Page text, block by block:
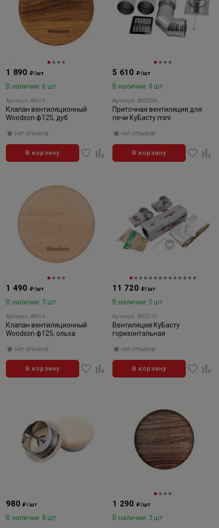
1 890 ₽/шт
В наличии: 6 шт
Артикул: WKV3
Клапан вентиляционный
Woodson ф125, дуб
нет отзывов
В корзину
5 610 ₽/шт
В наличии: 4 шт
Артикул: 3052206
Приточная вентиляция для
печи КуБасту mini
нет отзывов
В корзину
1 490 ₽/шт
В наличии: 3 шт
Артикул: WKV4
Клапан вентиляционный
Woodson ф125, ольха
нет отзывов
В корзину
11 720 ₽/шт
В наличии: 5 шт
Артикул: 3052121
Вентиляция КуБасту
горизонтальная
нет отзывов
В корзину
980₽/шт
В наличии: 8 шт
1 290 ₽/шт
В наличии: 3 шт